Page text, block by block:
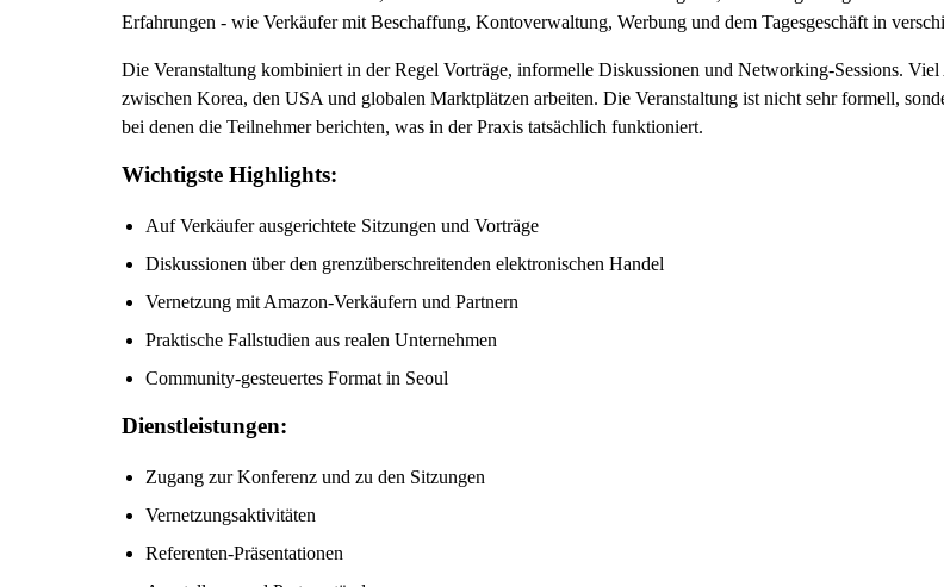
Erfahrungen - wie Verkäufer mit Beschaffung, Kontoverwaltung, Werbung und dem Tagesgeschäft in
Die Veranstaltung kombiniert in der Regel Vorträge, informelle Diskussionen und Networking-Sessions.
zwischen Korea, den USA und globalen Marktplätzen arbeiten. Die Veranstaltung ist nicht sehr formell,
bei denen die Teilnehmer berichten, was in der Praxis tatsächlich funktioniert.
Wichtigste Highlights:
Auf Verkäufer ausgerichtete Sitzungen und Vorträge
Diskussionen über den grenzüberschreitenden elektronischen Handel
Vernetzung mit Amazon-Verkäufern und Partnern
Praktische Fallstudien aus realen Unternehmen
Community-gesteuertes Format in Seoul
Dienstleistungen:
Zugang zur Konferenz und zu den Sitzungen
Vernetzungsaktivitäten
Referenten-Präsentationen